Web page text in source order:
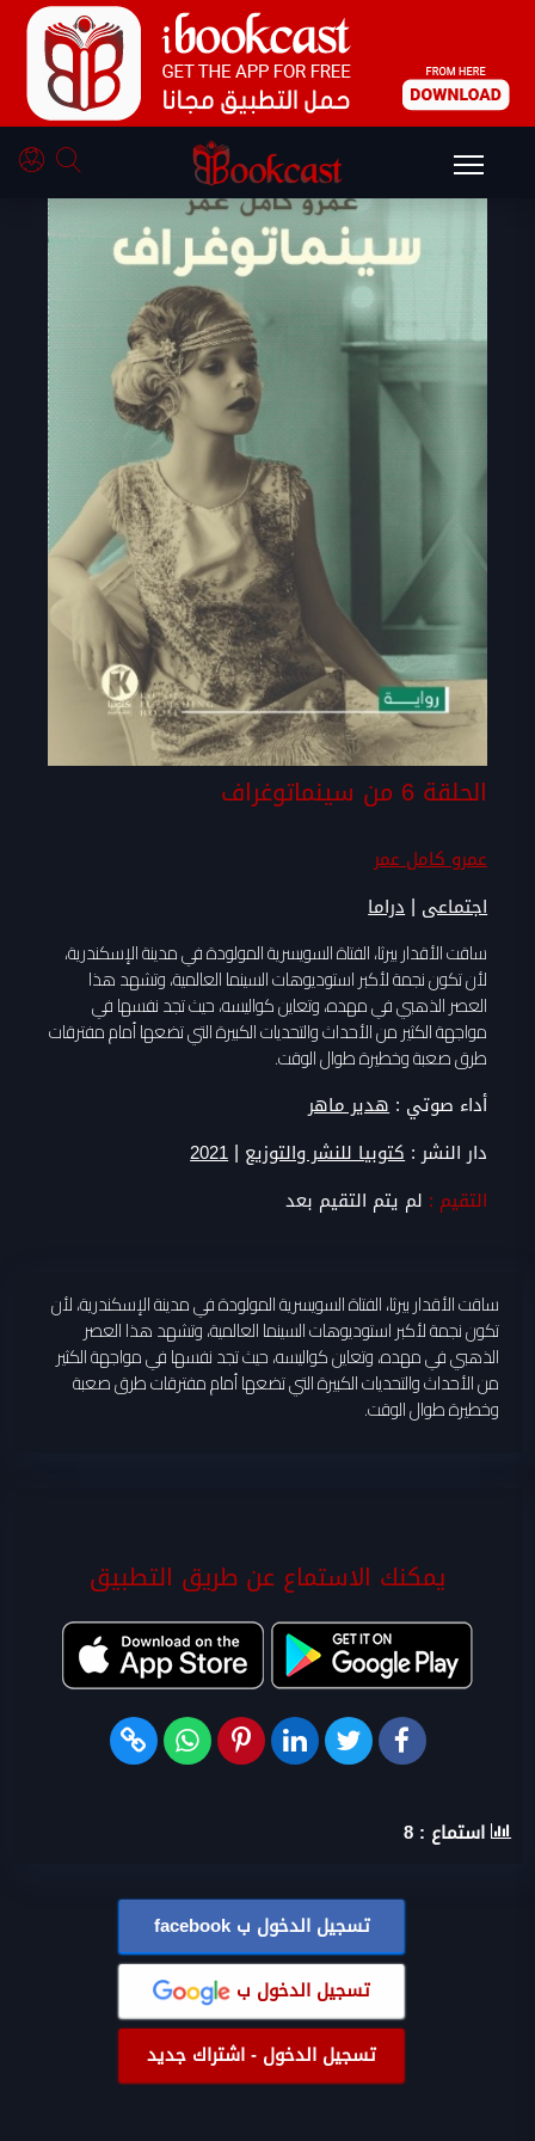
الحلقة 6 من سينماتوغراف
عمرو كامل عمر
اجتماعى |دراما
ساقت الأقدار بيرثا، الفتاة السويسرية المولودة في مدينة الإسكندرية،
لأن تكون نجمة لأكبر استوديوهات السينما العالمية، وتشهد هذا
العصر الذهبي في مهده، وتعاين كواليسه، حيث تجد نفسها في
مواجهة الكثير من الأحداث والتحديات الكبيرة التي تضعها أمام مفترقات
طرق صعبة وخطيرة طوال الوقت.
أداء صوتي :هدير ماهر
دار النشر :كتوبيا للنشر والتوزيع |
2021
التقيم : لم يتم التقيم بعد
ساقت الأقدار بيرثا، الفتاة السويسرية المولودة في مدينة الإسكندرية، لأن
تكون نجمة لأكبر استوديوهات السينما العالمية، وتشهد هذا العصر
الذهبي في مهده، وتعاين كواليسه، حيث تجد نفسها في مواجهة الكثير
من الأحداث والتحديات الكبيرة التي تضعها أمام مفترقات طرق صعبة
وخطيرة طوال الوقت.
يمكنك الاستماع عن طريق التطبيق
استماع : 8
تسجيل الدخول بfacebook
تسجيل الدخول ب
تسجيل الدخول - اشتراك جديد